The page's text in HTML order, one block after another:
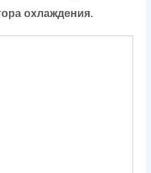
охлаждения.